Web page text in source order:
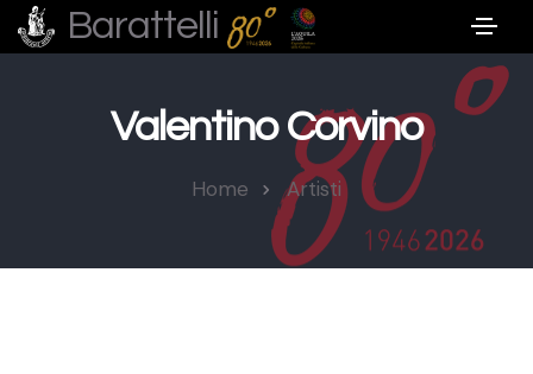
Barattelli
Valentino Corvino
Home Artisti